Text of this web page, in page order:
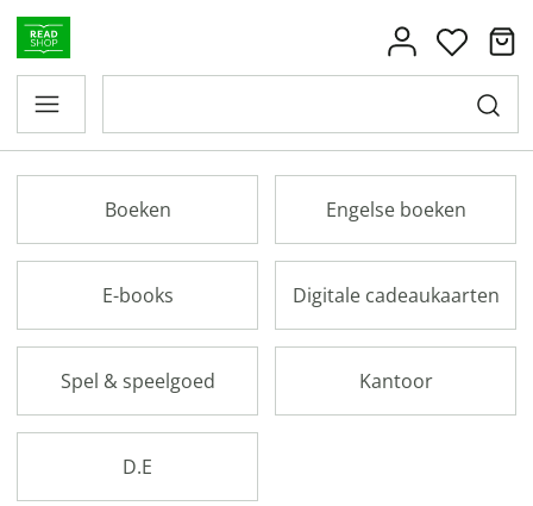
Boeken Engelse boeken
E-books Digitale cadeaukaarten
Spel & speelgoed Kantoor
D.E